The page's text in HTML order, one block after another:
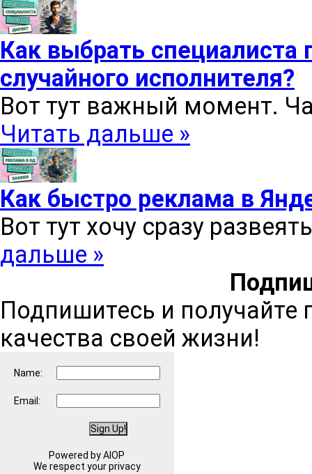
Как выбрать специалиста
случайного исполнителя?
Вот тут важный момент.
Читать дальше »
Как быстро реклама в
Вот тут хочу сразу
дальше »
Подпишитесь и получайте
качества своей жизни!
Name:
Email:
Powered by AIOP
We respect your privacy